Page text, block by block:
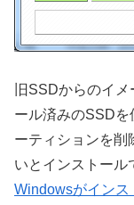
旧SSDからのイ
ール済みのSSD
ーティションを削
いとインストール
Windowsがインス